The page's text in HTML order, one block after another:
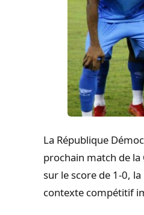
La République
prochain match de
sur le score de 1-0,
contexte compétitif